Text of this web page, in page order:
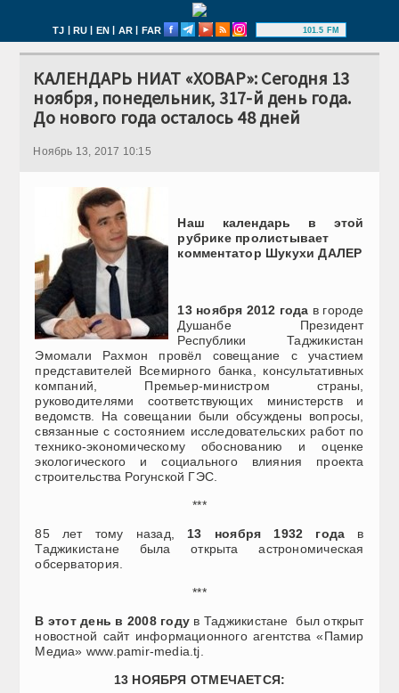
TJ | RU | EN | AR | FAR 101.5 FM
КАЛЕНДАРЬ НИАТ «ХОВАР»: Сегодня 13
ноября, понедельник, 317-й день года.
До нового года осталось 48 дней
Ноябрь 13, 2017 10:15
Наш календарь в этой
рубрике пролистывает
комментатор Шукухи ДАЛЕР
13 ноября 2012 года в городе
Душанбе Президент
Республики Таджикистан
Эмомали Рахмон провёл совещание с участием
представителей Всемирного банка, консультативных
компаний, Премьер-министром страны,
руководителями соответствующих министерств и
ведомств. На совещании были обсуждены вопросы,
связанные с состоянием исследовательских работ по
технико-экономическому обоснованию и оценке
экологического и социального влияния проекта
строительства Рогунской ГЭС.
***
85 лет тому назад, 13 ноября 1932 года в
Таджикистане была открыта астрономическая
обсерватория.
***
В этот день в 2008 году в Таджикистане был открыт
новостной сайт информационного агентства «Памир
Медиа» www.pamir-media.tj.
13 НОЯБРЯ ОТМЕЧАЕТСЯ: